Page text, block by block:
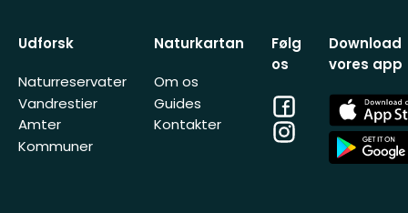
Udforsk
Naturreservater
Vandrestier
Amter
Kommuner
Naturkartan
Om os
Guides
Kontakter
Følg
os
Facebook
Instagram
Download
vores app
App
Store
App
Store